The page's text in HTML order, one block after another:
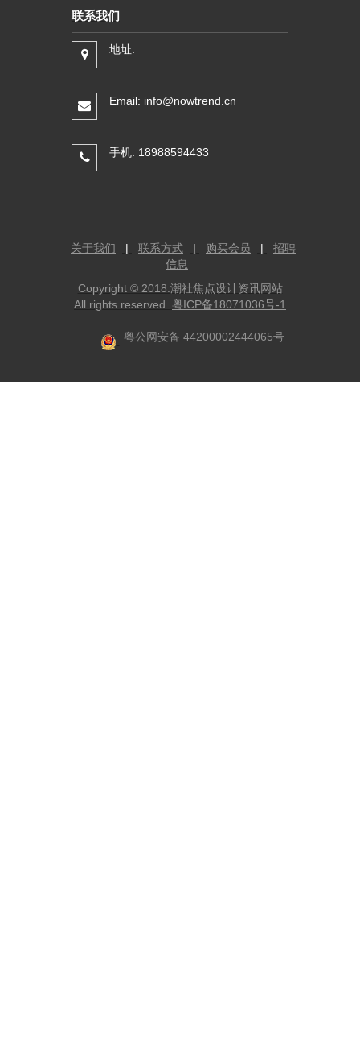
联系我们
地址:
Email: info@nowtrend.cn
手机: 18988594433
关于我们 | 联系方式 | 购买会员 |
招聘
信息
Copyright © 2018.潮社焦点设计资讯网站
All rights reserved. 粤ICP备18071036号-1
粤公网安备 44200002444065号